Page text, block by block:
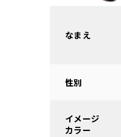
なまえ
性別
イメージ
カラー